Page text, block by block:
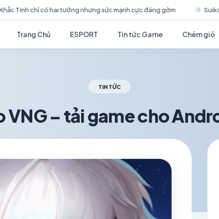
cực đáng gờm Suikoden Star Leap chính thức ra mắt tại
Trang Chủ ESPORT Tin tức Game Chém gió
TIN TỨC
VNG – tải game cho